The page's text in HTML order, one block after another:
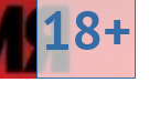
18+